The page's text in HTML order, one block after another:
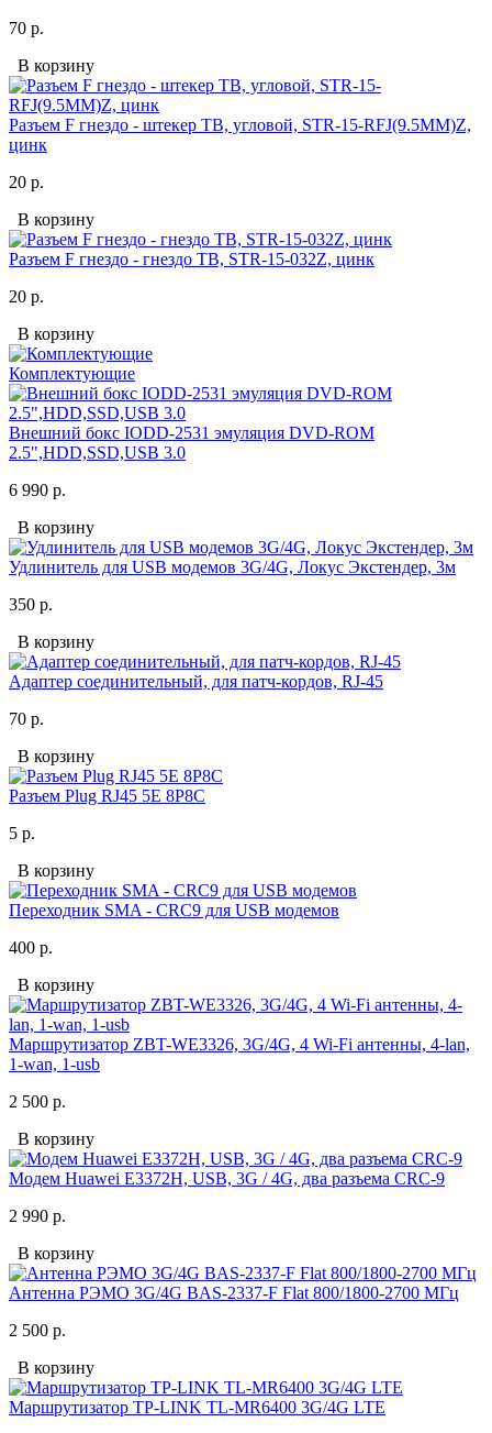
70 р.
В корзину
Разъем F гнездо - штекер ТВ, угловой, STR-15-RFJ(9.5MM)Z,
цинк
20 р.
В корзину
Разъем F гнездо - гнездо ТВ, STR-15-032Z, цинк
20 р.
В корзину
Комплектующие
Внешний бокс IODD-2531 эмуляция DVD-ROM
2.5",HDD,SSD,USB 3.0
6 990 р.
В корзину
Удлинитель для USB модемов 3G/4G, Локус Экстендер, 3м
350 р.
В корзину
Адаптер соединительный, для патч-кордов, RJ-45
70 р.
В корзину
Разъем Plug RJ45 5E 8P8C
5 р.
В корзину
Переходник SMA - CRC9 для USB модемов
400 р.
В корзину
Маршрутизатор ZBT-WE3326, 3G/4G, 4 Wi-Fi антенны, 4-lan,
1-wan, 1-usb
2 500 р.
В корзину
Модем Huawei E3372H, USB, 3G / 4G, два разъема CRС-9
2 990 р.
В корзину
Антенна РЭМО 3G/4G BAS-2337-F Flat 800/1800-2700 МГц
2 500 р.
В корзину
Маршрутизатор TP-LINK TL-MR6400 3G/4G LTE